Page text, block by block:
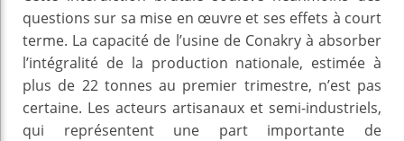
questions sur sa mise en œuvre et ses effets à court
terme. La capacité de l’usine de Conakry à absorber
l’intégralité de la production nationale, estimée à
plus de 22 tonnes au premier trimestre, n’est pas
certaine. Les acteurs artisanaux et semi-industriels,
qui représentent une part importante de